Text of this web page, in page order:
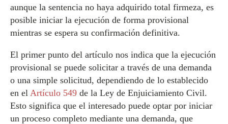
aunque la sentencia no haya adquirido total firmeza, es
posible iniciar la ejecución de forma provisional
mientras se espera su confirmación definitiva.
El primer punto del artículo nos indica que la ejecución
provisional se puede solicitar a través de una demanda
o una simple solicitud, dependiendo de lo establecido
en el Artículo 549 de la Ley de Enjuiciamiento Civil.
Esto significa que el interesado puede optar por iniciar
un proceso completo mediante una demanda, que